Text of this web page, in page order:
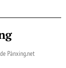
Pànxing.net​